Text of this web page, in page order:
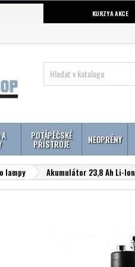
KURZY A AKCE
POTÁPĚČSKÉ
PŘÍSTROJE NEOPRÉNY
lampy Akumulátor 23,8 Ah Li-Ion